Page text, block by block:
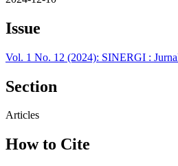
Issue
Vol. 1 No. 12 (2024): SINERGI :
Section
Articles
How to Cite